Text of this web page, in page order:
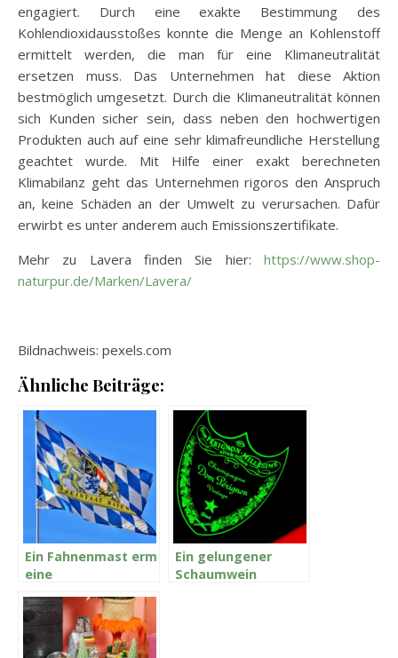
engagiert. Durch eine exakte Bestimmung des
Kohlendioxidausstoßes konnte die Menge an Kohlenstoff
ermittelt werden, die man für eine Klimaneutralität
ersetzen muss. Das Unternehmen hat diese Aktion
bestmöglich umgesetzt. Durch die Klimaneutralität können
sich Kunden sicher sein, dass neben den hochwertigen
Produkten auch auf eine sehr klimafreundliche Herstellung
geachtet wurde. Mit Hilfe einer exakt berechneten
Klimabilanz geht das Unternehmen rigoros den Anspruch
an, keine Schäden an der Umwelt zu verursachen. Dafür
erwirbt es unter anderem auch Emissionszertifikate.
Mehr zu Lavera finden Sie hier: https://www.shop-
naturpur.de/Marken/Lavera/
Bildnachweis: pexels.com
Ähnliche Beiträge:
Ein Fahnenmast ermöglicht
eine
Ein gelungener
Schaumwein